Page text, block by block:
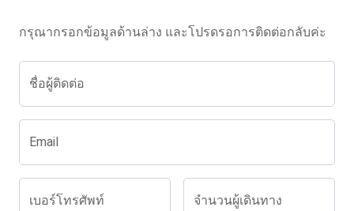
กรุณากรอกข้อมูลด้านล่าง และโปรดรอการติดต่อกลับค่ะ
ชื่อผู้ติดต่อ
Email
เบอร์โทรศัพท์ จำนวนผู้เดินทาง